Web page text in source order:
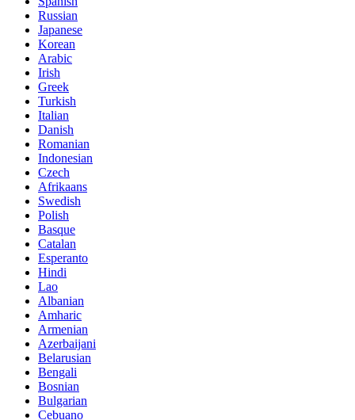
Russian
Japanese
Korean
Arabic
Irish
Greek
Turkish
Italian
Danish
Romanian
Indonesian
Czech
Afrikaans
Swedish
Polish
Basque
Catalan
Esperanto
Hindi
Lao
Albanian
Amharic
Armenian
Azerbaijani
Belarusian
Bengali
Bosnian
Bulgarian
Cebuano